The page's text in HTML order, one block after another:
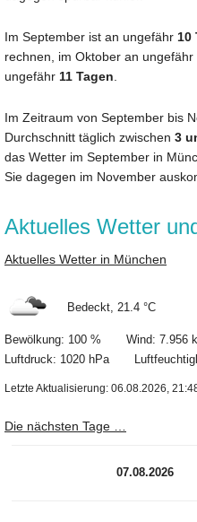
Im September ist an ungefähr 10
rechnen, im Oktober an ungefähr
ungefähr 11 Tagen
Im Zeitraum von September bis
Durchschnitt täglich zwischen 3
das Wetter im September in
Sie dagegen im November
Aktuelles Wetter
Aktuelles Wetter in München
Bedeckt, 21.4 °C
Bewölkung: 100 % Wind: 7.956
Luftdruck: 1020 hPa
Letzte Aktualisierung: 06.08.2026,
Die nächsten Tage …
07.08.2026